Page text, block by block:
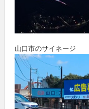
山口市のサイネージ